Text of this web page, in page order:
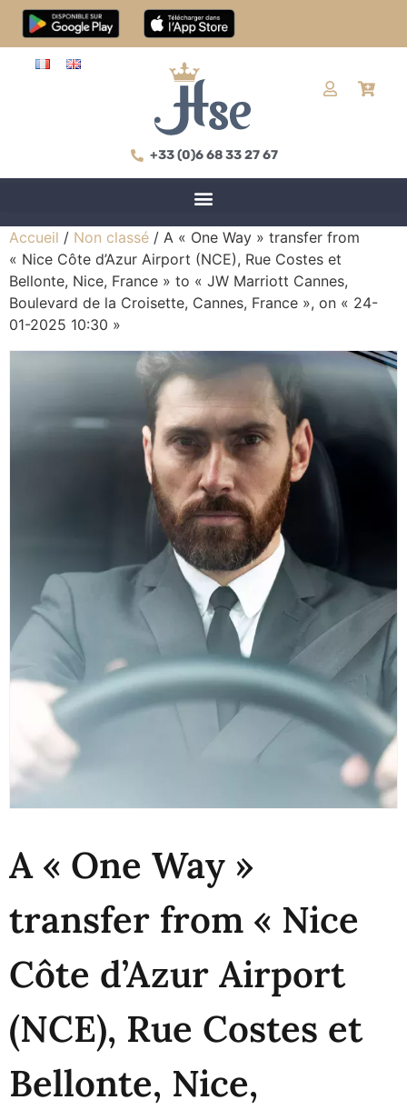
+33 (0)6 68 33 27 67
Accueil / Non classé / A « One Way » transfer from
« Nice Côte d’Azur Airport (NCE), Rue Costes et
Bellonte, Nice, France » to « JW Marriott Cannes,
Boulevard de la Croisette, Cannes, France », on « 24-
01-2025 10:30 »
A « One Way »
transfer from « Nice
Côte d’Azur Airport
(NCE), Rue Costes et
Bellonte, Nice,